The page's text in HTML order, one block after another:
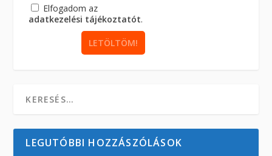
Elfogadom az
adatkezelési tájékoztatót.
LEGUTÓBBI HOZZÁSZÓLÁSOK